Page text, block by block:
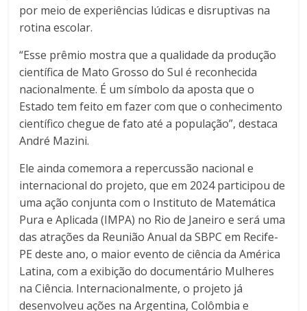
por meio de experiências lúdicas e disruptivas na
rotina escolar.
“Esse prêmio mostra que a qualidade da produção
científica de Mato Grosso do Sul é reconhecida
nacionalmente. É um símbolo da aposta que o
Estado tem feito em fazer com que o conhecimento
científico chegue de fato até a população”, destaca
André Mazini.
Ele ainda comemora a repercussão nacional e
internacional do projeto, que em 2024 participou de
uma ação conjunta com o Instituto de Matemática
Pura e Aplicada (IMPA) no Rio de Janeiro e será uma
das atrações da Reunião Anual da SBPC em Recife-
PE deste ano, o maior evento de ciência da América
Latina, com a exibição do documentário Mulheres
na Ciência. Internacionalmente, o projeto já
desenvolveu ações na Argentina, Colômbia e